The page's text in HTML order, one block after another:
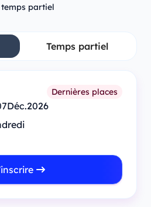
partiel
Temps partiel
Dernières places
Déc.2026